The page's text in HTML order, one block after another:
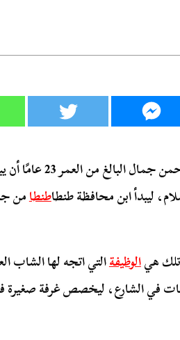
في شهر نوفمبر 2019 قرر
ليبدأ ابن محافظة طنطاطنطامن
هيالوظيفةالتي اتجه لها الشاب
في الشارع، ليخصص غرفة صغيرة